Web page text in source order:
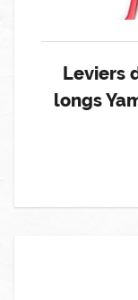
Leviers
longs